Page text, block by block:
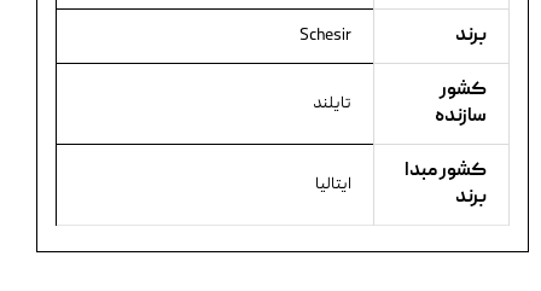
برند Schesir
کشور
سازنده
تایلند
کشور مبدا
برند
ایتالیا